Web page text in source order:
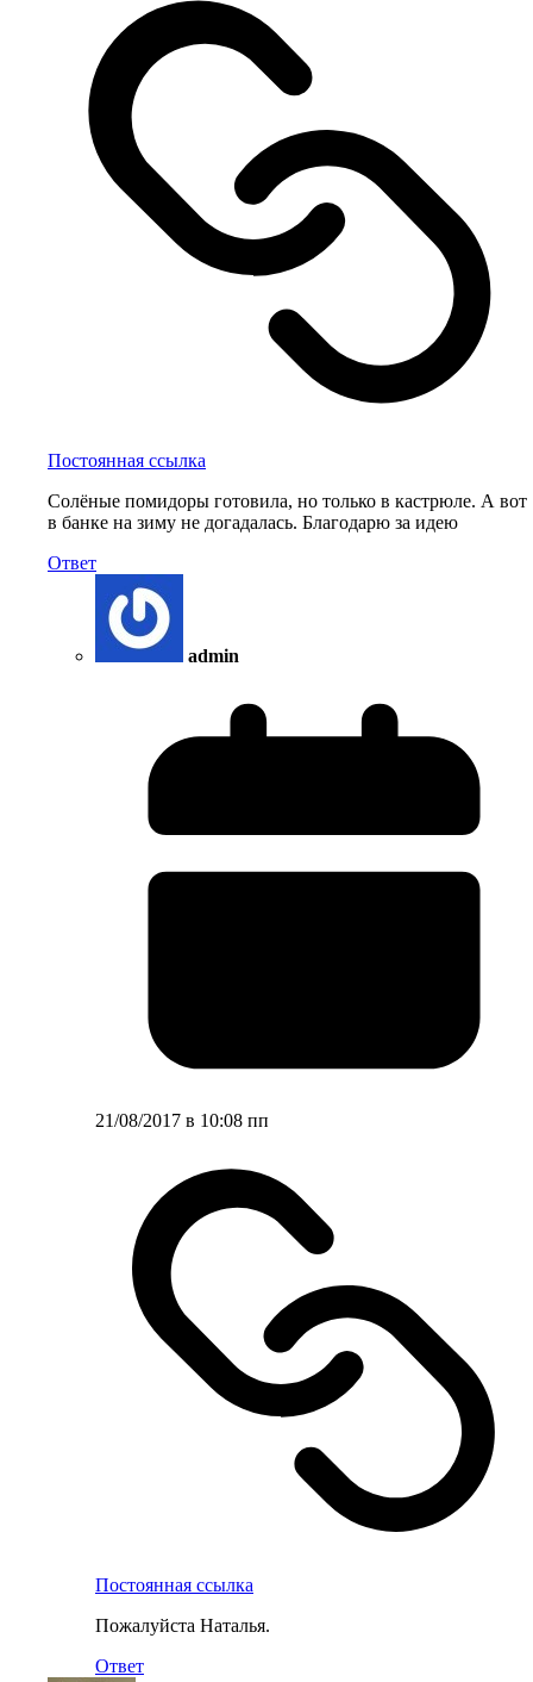
Постоянная ссылка
Солёные помидоры готовила, но только в кастрюле. А вот
в банке на зиму не догадалась. Благодарю за идею
Ответ
admin
21/08/2017 в 10:08 пп
Постоянная ссылка
Пожалуйста Наталья.
Ответ